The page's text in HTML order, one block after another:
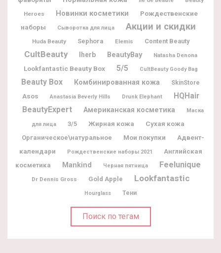
Heroes
Новинки косметики
Рождественские
наборы
Сыворотка для лица Акции и скидки
Huda Beauty Sephora Elemis Content Beauty
CultBeauty Iherb BeautyBay Natasha Denona
Lookfantastic Beauty Box 5/5 CultBeauty Goody Bag
Beauty Box Комбинированная кожа SkinStore
Asos Anastasia Beverly Hills Drunk Elephant HQHair
BeautyExpert Американская косметика Маска
для лица 3/5 Жирная кожа
Сухая кожа
Органическое\натуральное
Мои покупки
Адвент-
календари
Рождественские наборы 2021
Английская
косметика
Mankind Черная пятница Feelunique
Dr Dennis Gross Gold Apple Lookfantastic
Hourglass Тени
Поиск по тегам